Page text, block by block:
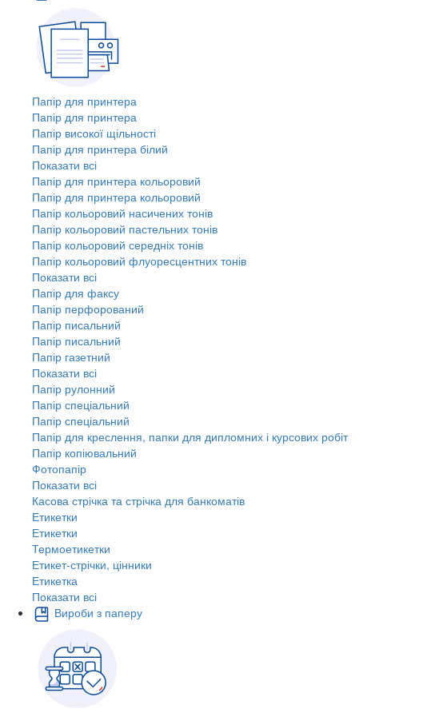
Папір для принтера
Папір для принтера
Папір високої щільності
Папір для принтера білий
Показати всі
Папір для принтера кольоровий
Папір для принтера кольоровий
Папір кольоровий насичених тонів
Папір кольоровий пастельних тонів
Папір кольоровий середніх тонів
Папір кольоровий флуоресцентних тонів
Показати всі
Папір для факсу
Папір перфорований
Папір писальний
Папір писальний
Папір газетний
Показати всі
Папір рулонний
Папір спеціальний
Папір спеціальний
Папір для креслення, папки для дипломних і курсових робіт
Папір копіювальний
Фотопапір
Показати всі
Касова стрічка та стрічка для банкоматів
Етикетки
Етикетки
Термоетикетки
Етикет-стрічки, цінники
Етикетка
Показати всі
Вироби з паперу